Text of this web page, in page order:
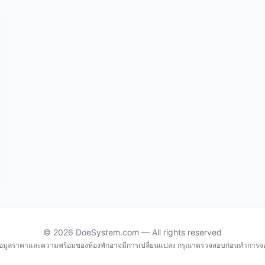
© 2026 DoeSystem.com — All rights reserved
มูลราคาและความพร้อมของห้องพักอาจมีการเปลี่ยนแปลง กรุณาตรวจสอบก่อนทำการจ